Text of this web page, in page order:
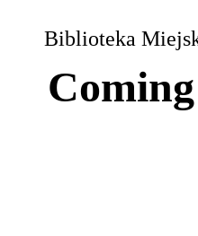
Biblioteka